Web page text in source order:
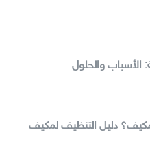
والحلول
دليل التنظيف لمكيف